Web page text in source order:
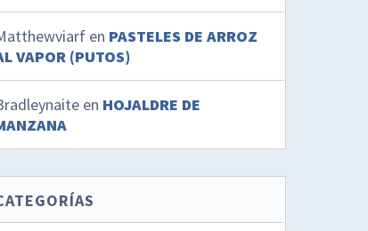
en PASTELES DE ARROZ
VAPOR (PUTOS)
en HOJALDRE DE